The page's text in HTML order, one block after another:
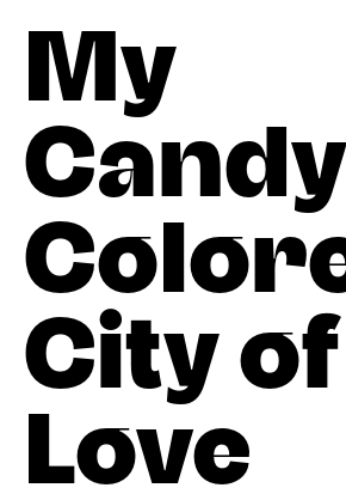
My
Candy
City of
Love